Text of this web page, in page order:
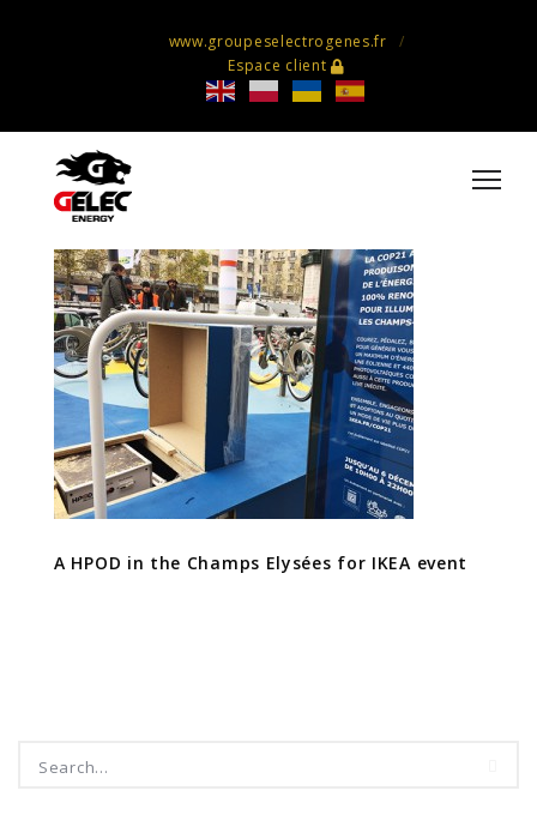
www.groupeselectrogenes.fr
Espace client
A HPOD in the Champs Elysées for
IKEA event
A HPOD in the Champs Elysées for IKEA event